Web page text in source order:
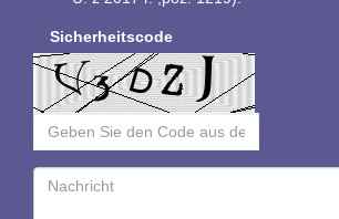
Sicherheitscode